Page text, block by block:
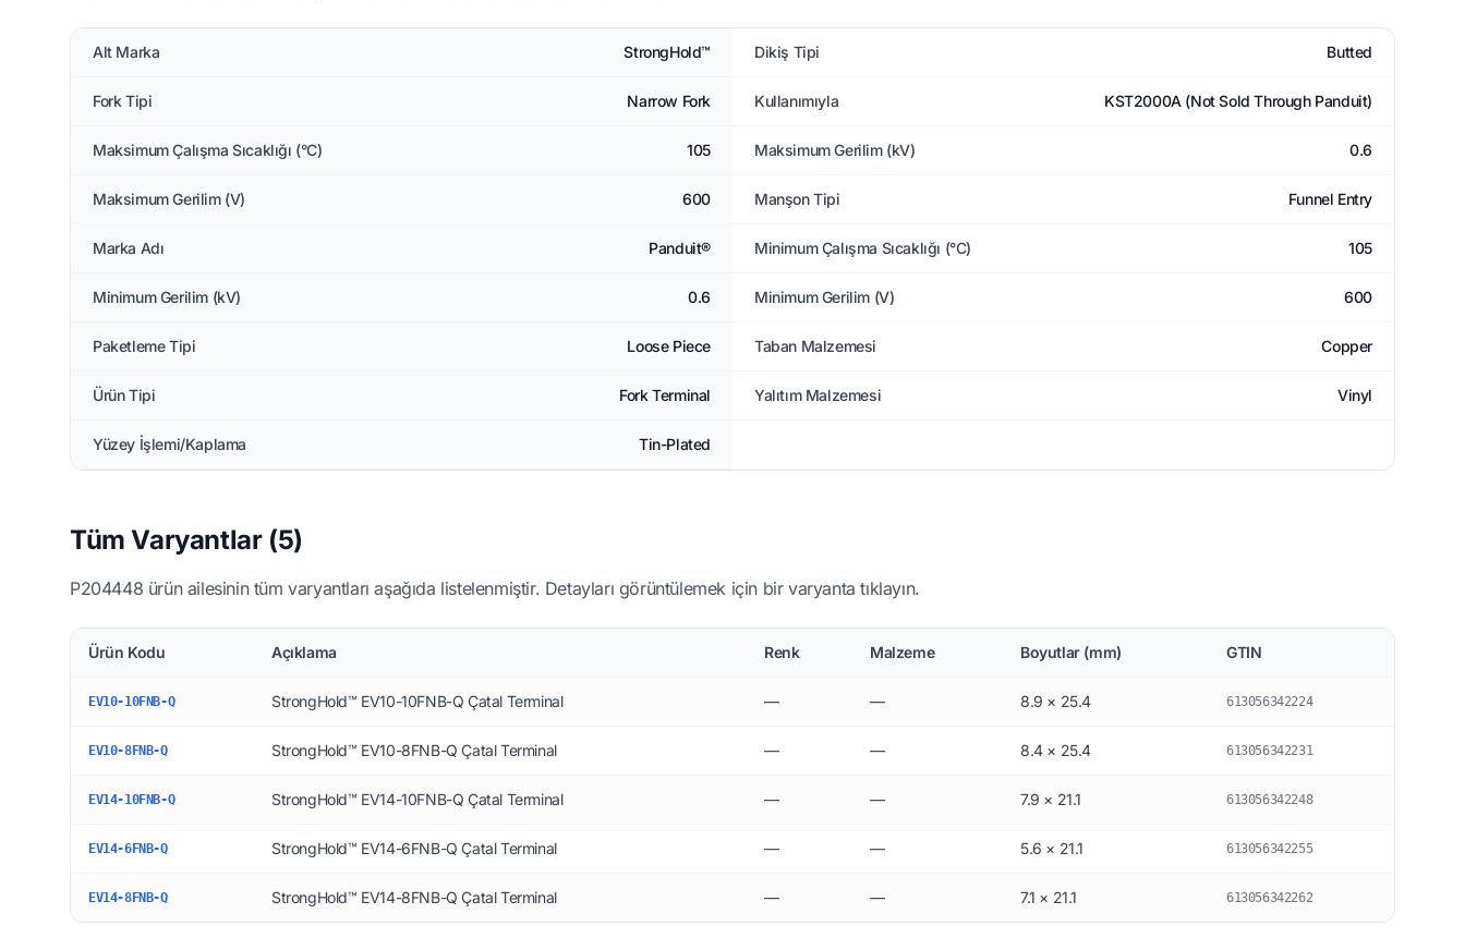
Alt Marka StrongHold™ Dikiş Tipi Butted
Fork Tipi Narrow Fork Kullanımıyla KST2000A (Not Sold Through Panduit)
Maksimum Çalışma Sıcaklığı (°C) 105 Maksimum Gerilim (kV) 0.6
Maksimum Gerilim (V) 600 Manşon Tipi Funnel Entry
Marka Adı Panduit® Minimum Çalışma Sıcaklığı (°C) 105
Minimum Gerilim (kV) 0.6 Minimum Gerilim (V) 600
Paketleme Tipi Loose Piece Taban Malzemesi Copper
Ürün Tipi Fork Terminal Yalıtım Malzemesi Vinyl
Yüzey İşlemi/Kaplama Tin-Plated
Tüm Varyantlar (5)
P204448 ürün ailesinin tüm varyantları aşağıda listelenmiştir. Detayları görüntülemek için bir varyanta tıklayın.
Ürün Kodu Açıklama Renk Malzeme Boyutlar (mm) GTIN
EV10-10FNB-Q StrongHold™ EV10-10FNB-Q Çatal Terminal — — 8.9 × 25.4 613056342224
EV10-8FNB-Q StrongHold™ EV10-8FNB-Q Çatal Terminal — — 8.4 × 25.4 613056342231
EV14-10FNB-Q StrongHold™ EV14-10FNB-Q Çatal Terminal — — 7.9 × 21.1 613056342248
EV14-6FNB-Q StrongHold™ EV14-6FNB-Q Çatal Terminal — — 5.6 × 21.1 613056342255
EV14-8FNB-Q StrongHold™ EV14-8FNB-Q Çatal Terminal — — 7.1 × 21.1 613056342262